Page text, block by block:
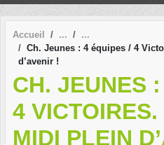
Accueil
Ch. Jeunes : 4 équipes / 4
d’avenir !
CH. JEUNES
4
MIDI PLEIN